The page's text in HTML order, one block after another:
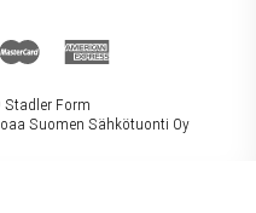
Stadler Form
Suomen Sähkötuonti Oy